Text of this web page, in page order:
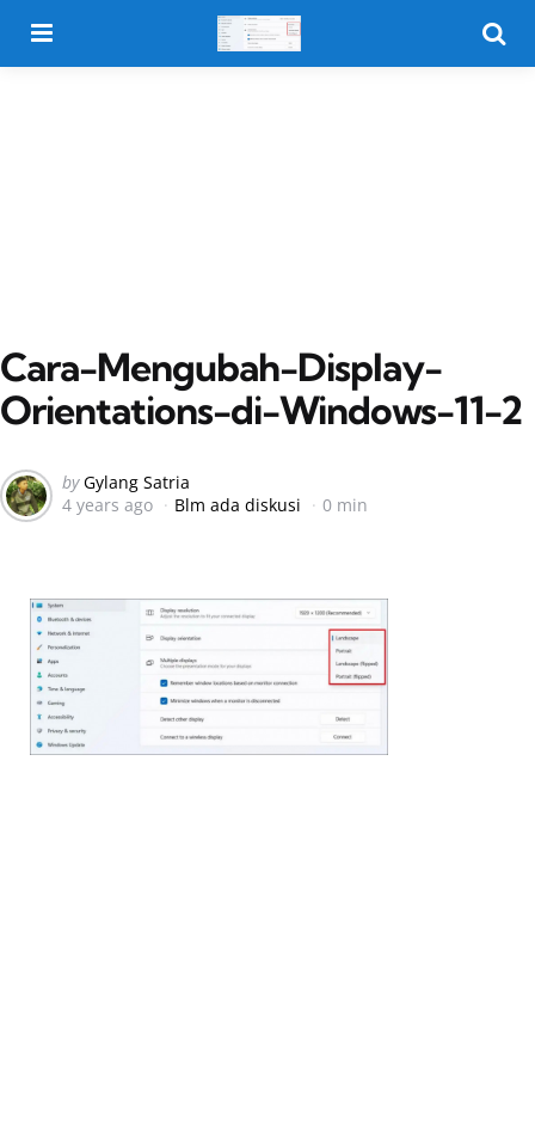
Cara-Mengubah-Display-
Orientations-di-Windows-11-2
Posted
by
by Gylang Satria
4 years ago
Blm ada diskusi 0 min